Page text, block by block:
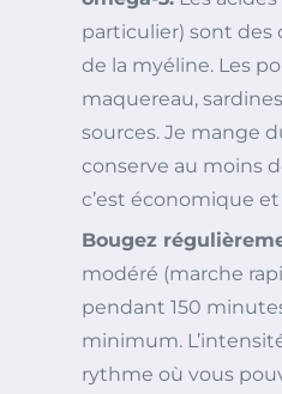
particulier) sont des
de la myéline. Les
maquereau,
sources. Je mange
conserve au moins
c’est économique
Bougez
modéré (marche
pendant 150
minimum.
rythme où vous